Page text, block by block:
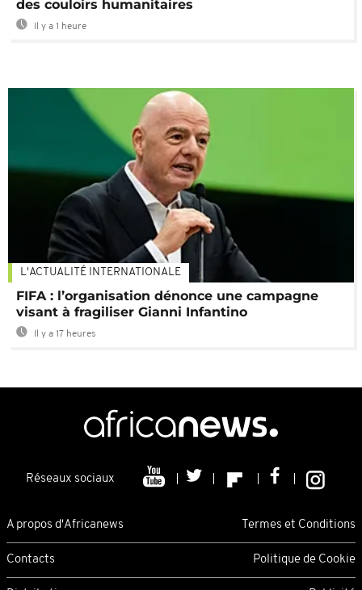
des couloirs humanitaires
Il y a 1 heure
L'ACTUALITÉ INTERNATIONALE
FIFA : l’organisation dénonce une campagne
visant à fragiliser Gianni Infantino
Il y a 17 heures
Réseaux sociaux
A propos d'Africanews Termes et Conditions
Contacts Politique de Cookie